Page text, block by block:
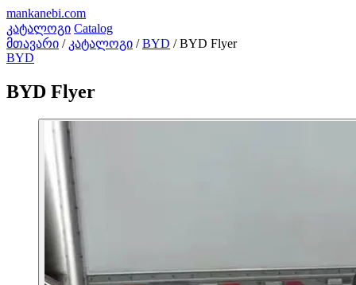
mankanebi.com
კატალოგი Catalog
მთავარი / კატალოგი / BYD / BYD Flyer
BYD
BYD Flyer